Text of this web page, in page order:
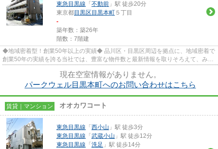
東急目黒線 「 不動前 」駅 徒歩20分
東京都目黒区 目黒本町 ５丁目
-
築年数：築26年
階数：7階建
◆地域密着型！創業50年以上の実績◆ 品川区・目黒区周辺を拠点に、地域密着で
創業50年の実績を誇る当社では、豊富な物件数と最新情報を取りそろえて、みな
現在空室情報がありません。
パークウェル目黒本町へのお問い合わせはこちら
賃貸｜マンション オオカワコート
東急目黒線 「 西小山 」駅 徒歩3分
東急目黒線 「 武蔵小山 」駅 徒歩12分
東急目黒線 「 洗足 」駅 徒歩14分